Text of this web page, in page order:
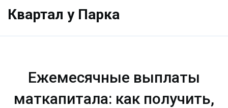
Квартал у Парка
Ежемесячные выплаты
маткапитала: как получить,